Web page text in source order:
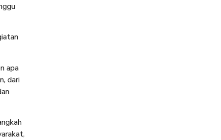
apa
dari